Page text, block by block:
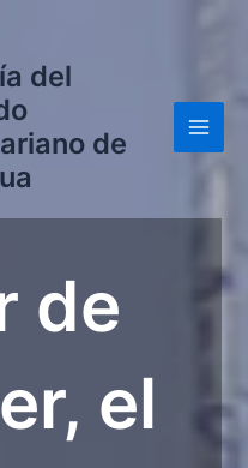
del
de
Main
de
el